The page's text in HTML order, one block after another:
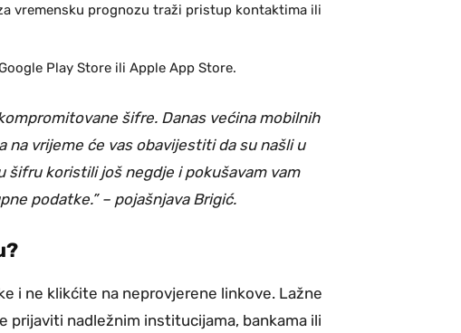
vremensku prognozu traži pristup kontaktima ili
Play Store ili Apple App Store.
šifre. Danas većina mobilnih
vrijeme će vas obavijestiti da su našli u
koristili još negdje i pokušavam vam
podatke.” – pojašnjava Brigić.
i ne klikćite na neprovjerene linkove. Lažne
nadležnim institucijama, bankama ili